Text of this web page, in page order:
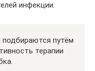
инфекции.
путём
терапии